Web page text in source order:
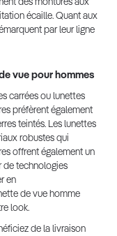
des montures aux
écaille. Quant aux
par leur ligne
vue pour hommes
carrées ou lunettes
préfèrent également
teintés. Les lunettes
robustes qui
offrent également un
de technologies
en
de vue homme
look.
de la livraison